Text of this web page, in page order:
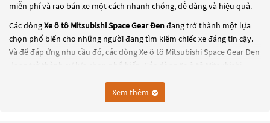
miễn phí và rao bán xe một cách nhanh chóng, dễ dàng và hiệu quả.
Các dòngXe ô tô Mitsubishi Space Gear Đenđang trở thành một lựa
chọn phổ biến cho những người đang tìm kiếm chiếc xe đáng tin cậy.
Và để đáp ứng nhu cầu đó, các dòngXe ô tô Mitsubishi Space Gear Đen
đang trở thành sự lựa chọn phổ biến. Các dòng
hoặc là các dòng xe mới với thiết kế hiện đại và công nghệ tiên tiến.
Xe ô tô Mitsubishi Space Gear Đennày đều được kiểm tra và
Xem thêm